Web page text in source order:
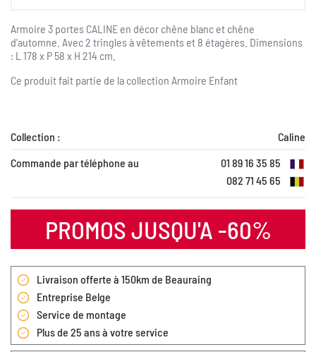
Armoire 3 portes CALINE en décor chêne blanc et chêne
d'automne. Avec 2 tringles à vêtements et 8 étagères. Dimensions
: L 178 x P 58 x H 214 cm.
Ce produit fait partie de la collection Armoire Enfant
Collection :
Caline
Commande par téléphone au
01 89 16 35 85
082 71 45 65
PROMOS JUSQU'A -60%
Livraison offerte à 150km de Beauraing
Entreprise Belge
Service de montage
Plus de 25 ans à votre service